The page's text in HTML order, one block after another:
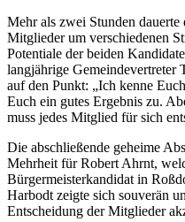
Mehr als zwei Stunden
Mitglieder um verschiedenen
Potentiale der beiden
langjährige Gemeindevertreter
auf den Punkt: „Ich kenne
Euch ein gutes Ergebnis zu.
muss jedes Mitglied für sich
Die abschließende geheime
Mehrheit für Robert Ahrnt,
Bürgermeisterkandidat in
Harbodt zeigte sich souverän
Entscheidung der Mitglieder